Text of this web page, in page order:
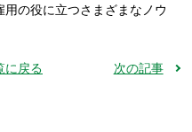
の役に立つさまざまなノウ
に戻る 次の記事